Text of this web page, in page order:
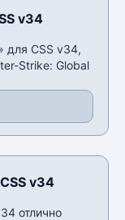
v34
для CSS v34,
Strike: Global
v34
отлично